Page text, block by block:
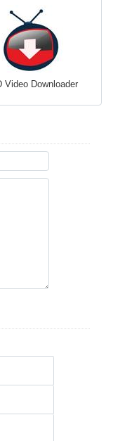
Video Downloader